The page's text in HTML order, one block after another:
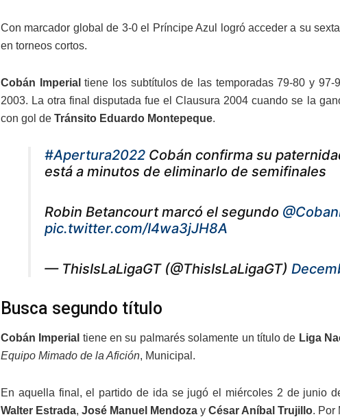
Con marcador global de 3-0 el Príncipe Azul logró acceder a su
en torneos cortos.
Cobán Imperial tiene los subtítulos de las temporadas 79-80 y
2003. La otra final disputada fue el Clausura 2004 cuando se la
con gol de Tránsito Eduardo Montepeque.
#Apertura2022 Cobán confirma su
está a minutos de eliminarlo de semifinales
Robin Betancourt marcó el segundo
pic.twitter.com/I4wa3jJH8A
— ThisIsLaLigaGT (@ThisIsLaLigaGT)
Busca segundo título
Cobán Imperial tiene en su palmarés solamente un título de Liga
Equipo Mimado de la Afición, Municipal.
En aquella final, el partido de ida se jugó el miércoles 2 de junio
Walter Estrada, José Manuel Mendoza y César Aníbal Trujillo. Por